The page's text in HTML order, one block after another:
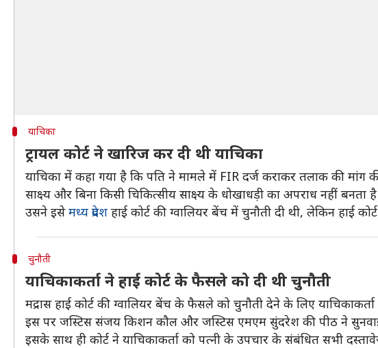
याचिका
ट्रायल कोर्ट ने खारिज कर दी थी याचिका
याचिका में कहा गया है कि पति ने मामले में FIR दर्ज कराकर तलाक की
साक्ष्य और बिना किसी चिकित्सीय साक्ष्य के धोखाधड़ी का अपराध नहीं बनता
उसने इसेमध्य प्रदेश हाई कोर्ट की ग्वालियर बेंच में चुनौती दी थी, लेकिन हाई
चुनौती
याचिकाकर्ता ने हाई कोर्ट के फैसले को दी थी चुनौती
मद्रास हाई कोर्ट की ग्वालियर बेंच के फैसले को चुनौती देने के लिए याचिकाकर्ता
इस पर जस्टिस संजय किशन कौल और जस्टिस एमएम सुंदरेश की पीठ ने सुनवाई
इसके साथ ही कोर्ट ने याचिकाकर्ता को पत्नी के उपचार के संबंधित सभी